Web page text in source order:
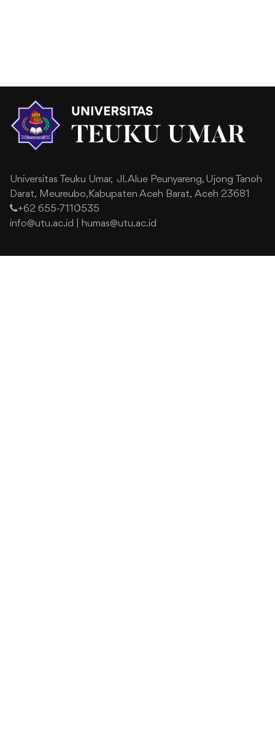
Universitas Teuku Umar, Jl. Alue Peunyareng, Ujong Tanoh
Darat, Meureubo,Kabupaten Aceh Barat, Aceh 23681
+62 655-7110535
info@utu.ac.id
humas@utu.ac.id